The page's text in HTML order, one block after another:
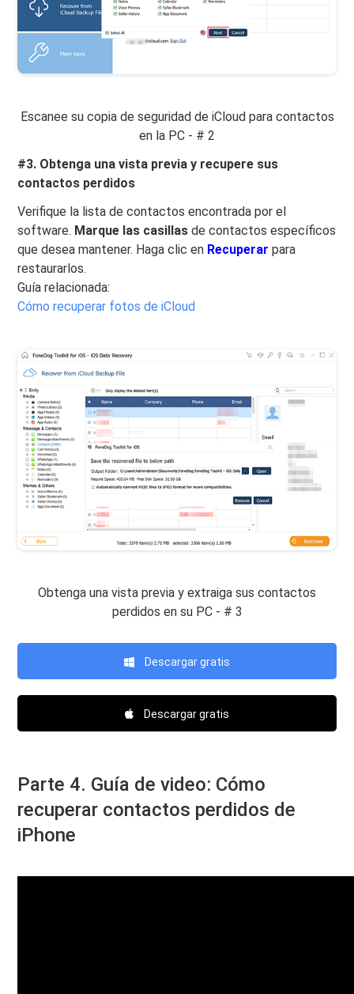
Escanee su copia de seguridad de iCloud para contactos
en la PC - # 2
#3. Obtenga una vista previa y recupere sus
contactos perdidos
Verifique la lista de contactos encontrada por el
software. Marque las casillasde contactos específicos
que desea mantener. Haga clic en Recuperar para
restaurarlos.
Guía relacionada:
Cómo recuperar fotos de iCloud
Obtenga una vista previa y extraiga sus contactos
perdidos en su PC - # 3
Descargar gratis
Descargar gratis
Parte 4. Guía de video: Cómo
recuperar contactos perdidos de
iPhone